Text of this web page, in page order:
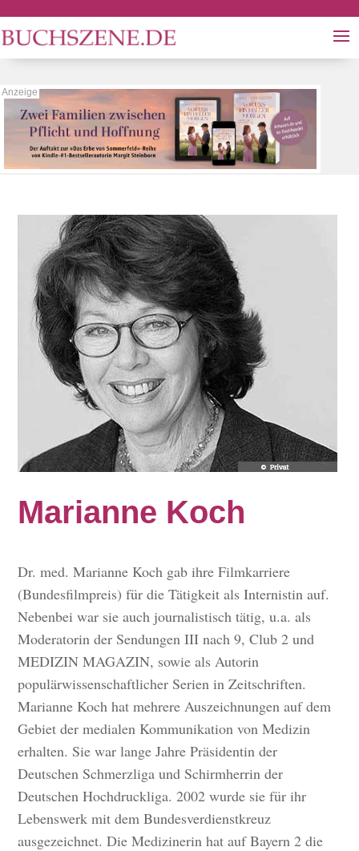
Marianne Koch
Dr. med. Marianne Koch gab ihre Filmkarriere
(Bundesfilmpreis) für die Tätigkeit als Internistin auf.
Nebenbei war sie auch journalistisch tätig, u.a. als
Moderatorin der Sendungen III nach 9, Club 2 und
MEDIZIN MAGAZIN, sowie als Autorin
populärwissenschaftlicher Serien in Zeitschriften.
Marianne Koch hat mehrere Auszeichnungen auf dem
Gebiet der medialen Kommunikation von Medizin
erhalten. Sie war lange Jahre Präsidentin der
Deutschen Schmerzliga und Schirmherrin der
Deutschen Hochdruckliga. 2002 wurde sie für ihr
Lebenswerk mit dem Bundesverdienstkreuz
ausgezeichnet. Die Medizinerin hat auf Bayern 2 die